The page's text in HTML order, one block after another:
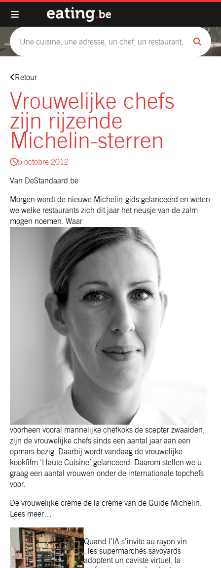
Retour
Vrouwelijke chefs
zijn rijzende
Michelin-sterren
5 octobre 2012
Van DeStandaard.be
Morgen wordt de nieuwe Michelin-gids gelanceerd en weten
we welke restaurants zich dit jaar het neusje van de zalm
mogen noemen. Waar
voorheen vooral mannelijke chefkoks de scepter zwaaiden,
zijn de vrouwelijke chefs sinds een aantal jaar aan een
opmars bezig. Daarbij wordt vandaag de vrouwelijke
kookfilm ‘Haute Cuisine’ gelanceerd. Daarom stellen we u
graag een aantal vrouwen onder de internationale topchefs
voor.
De vrouwelijke crème de la crème van de Guide Michelin.
Lees meer…
Quand l’IA s’invite au rayon vin
: les supermarchés savoyards
adoptent un caviste virtuel, la